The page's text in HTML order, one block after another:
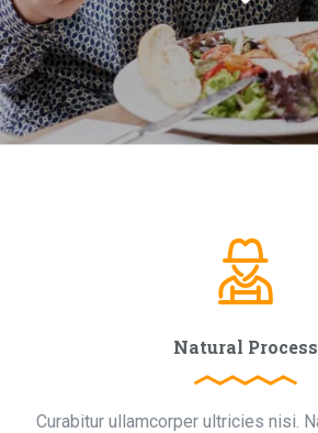
Natural Process
Curabitur ullamcorper ultricies nisi.